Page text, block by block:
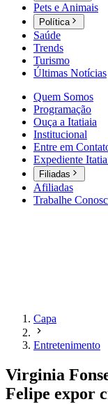
Pets e Animais
Política
Saúde
Trends
Turismo
Últimas Notícias
Quem Somos
Programação
Ouça a Itatiaia
Institucional
Entre em
Expediente
Filiadas
Afiliadas
Trabalhe
Capa
Entretenimento
Virginia
Felipe expor